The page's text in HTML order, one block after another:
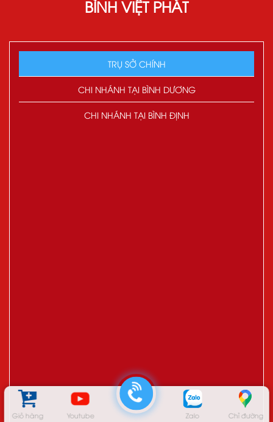
Giỏ hàng Youtube Zalo Chỉ đường
BÌNH VIỆT PHÁT
TRỤ SỞ CHÍNH
CHI NHÁNH TẠI BÌNH DƯƠNG
CHI NHÁNH TẠI BÌNH ĐỊNH